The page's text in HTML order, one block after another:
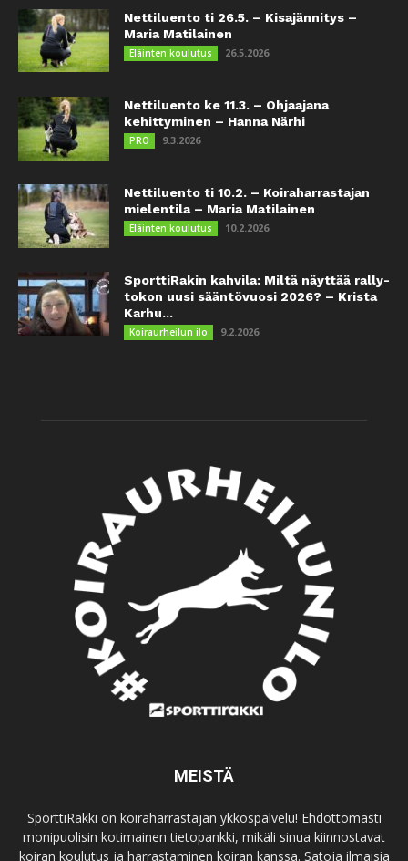
Nettiluento ti 26.5. – Kisajännitys –
Maria Matilainen
Eläinten koulutus 26.5.2026
Nettiluento ke 11.3. – Ohjaajana
kehittyminen – Hanna Närhi
PRO 9.3.2026
Nettiluento ti 10.2. – Koiraharrastajan
mielentila – Maria Matilainen
Eläinten koulutus 10.2.2026
SporttiRakin kahvila: Miltä näyttää rally-
tokon uusi sääntövuosi 2026? – Krista
Karhu...
Koiraurheilun ilo 9.2.2026
MEISTÄ
SporttiRakki on koiraharrastajan ykköspalvelu! Ehdottomasti
monipuolisin kotimainen tietopankki, mikäli sinua kiinnostavat
koiran koulutus ja harrastaminen koiran kanssa. Satoja ilmaisia